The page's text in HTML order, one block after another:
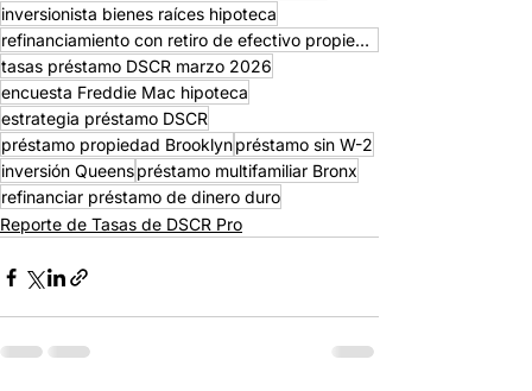
inversionista bienes raíces hipoteca
refinanciamiento con retiro de efectivo propiedad de renta
tasas préstamo DSCR marzo 2026
encuesta Freddie Mac hipoteca
estrategia préstamo DSCR
préstamo propiedad Brooklynpréstamo sin W-2
inversión Queenspréstamo multifamiliar Bronx
refinanciar préstamo de dinero duro
Reporte de Tasas de DSCR Pro